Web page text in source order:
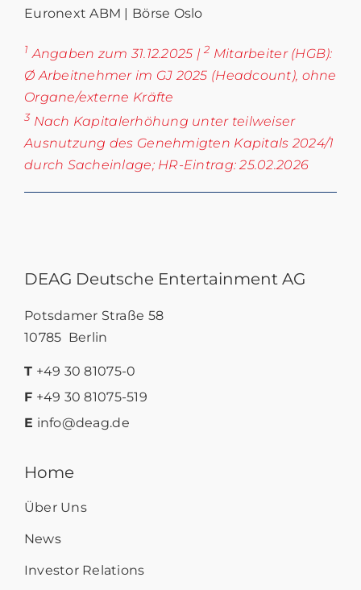
Euronext ABM | Börse Oslo
1 Angaben zum 31.12.2025 |2 Mitarbeiter (HGB):
Ø Arbeitnehmer im GJ 2025 (Headcount), ohne
Organe/externe Kräfte
3 Nach Kapitalerhöhung unter teilweiser
Ausnutzung des Genehmigten Kapitals 2024/1
durch Sacheinlage; HR-Eintrag: 25.02.2026
DEAG Deutsche Entertainment AG
Potsdamer Straße 58
10785 Berlin
T +49 30 81075-0
F +49 30 81075-519
E info@deag.de
Home
Über Uns
News
Investor Relations